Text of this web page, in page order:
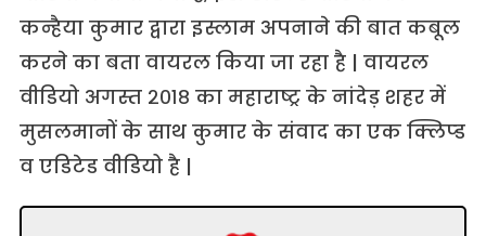
कन्हैया कुमार द्वारा इस्लाम अपनाने की बात कबूल
करने का बता वायरल किया जा रहा है | वायरल
वीडियो अगस्त २०१८ का महाराष्ट्र के नांदेड़ शहर में
मुसलमानों के साथ कुमार के संवाद का एक क्लिप्ड
व एडिटेड वीडियो है |